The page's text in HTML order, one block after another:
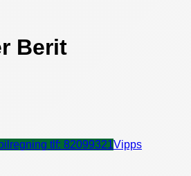
Berit
tlf: 82099321Vipps